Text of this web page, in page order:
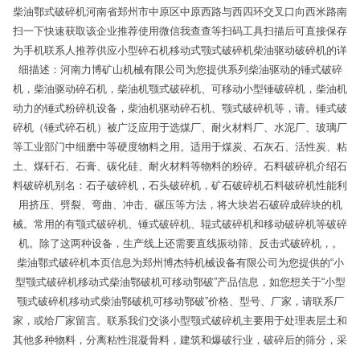
柴油鄂式破碎机河南省郑州市中原区中原西路与西四环交叉口向西米路南
扫一下快速获取该企业推荐使用微信我查查等扫码工具扫描后可直接保存
为手机联系人推荐供应小型碎石机移动式颚式破碎机柴油驱动破碎机的详
细描述：河南力博矿山机械有限公司为您提供系列柴油驱动的锤式破碎
机，柴油驱动碎石机，柴油机颚式破碎机、可移动小型锤破碎机，柴油机
动力的锤式粉碎机设备，柴油机驱动碎石机、颚式破碎机等，请。锤式破
碎机（锤式碎石机）被广泛应用于选煤厂、耐火材料厂、水泥厂、玻璃厂
等工业部门中细磨中等硬度物料之用。适用于煤炭、石灰石、活性炭、粘
土、煤矸石、石膏、碳化硅、耐火材料等物料的粉碎。石料破碎机介绍石
料破碎机别名：石子破碎机，石头破碎机，矿石破碎机石料破碎机性能利
用挤压、劈裂、弯曲、冲击、碾压等方法，将大块岩石破碎成碎块的机
械。常用的有颚式破碎机、锤式破碎机、辊式破碎机和移动破碎机等破碎
机。除了这两种设备，生产线上还需要直线振动筛、反击式破碎机，。
柴油鄂式破碎机本页信息为郑州博杰特机械设备有限公司为您提供的“小
型颚式破碎机移动式柴油鄂破机可移动鄂破”产品信息，如您想关于“小型
颚式破碎机移动式柴油鄂破机可移动鄂破”价格、型号、厂家，请联系厂
家，或给厂家留言。联系我们交谈小型颚式破碎机主要用于处理表层土和
其他多种物料，分离粘性混凝骨料，建筑和爆破行业，破碎后的筛分，采